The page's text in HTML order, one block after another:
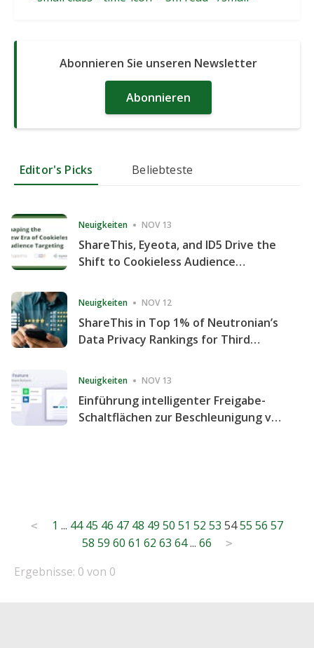
Abonnieren Sie unseren Newsletter
Abonnieren
Editor's Picks Beliebteste
Neuigkeiten NOV 13
ShareThis, Eyeota, and ID5 Drive the
Shift to Cookieless Audience
Neuigkeiten NOV 12
ShareThis in Top 1% of Neutronian’s
Data Privacy Rankings for Third
Neuigkeiten NOV 13
Einführung intelligenter Freigabe-
Schaltflächen zur Beschleunigung von
Posts
pagination
< 1 ... 44 45 46 47 48 49 50 51 52 53 5455 56 57
58 59 60 61 62 63 64 ... 66 >
Ergebnisse: 0 von 0